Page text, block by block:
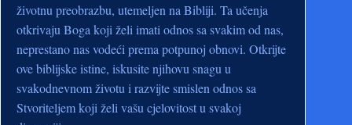
životnu preobrazbu, utemeljen na Bibliji. Ta učenja
otkrivaju Boga koji želi imati odnos sa svakim od nas,
neprestano nas vodeći prema potpunoj obnovi. Otkrijte
ove biblijske istine, iskusite njihovu snagu u
svakodnevnom životu i razvijte smislen odnos sa
Stvoriteljem koji želi vašu cjelovitost u svakoj